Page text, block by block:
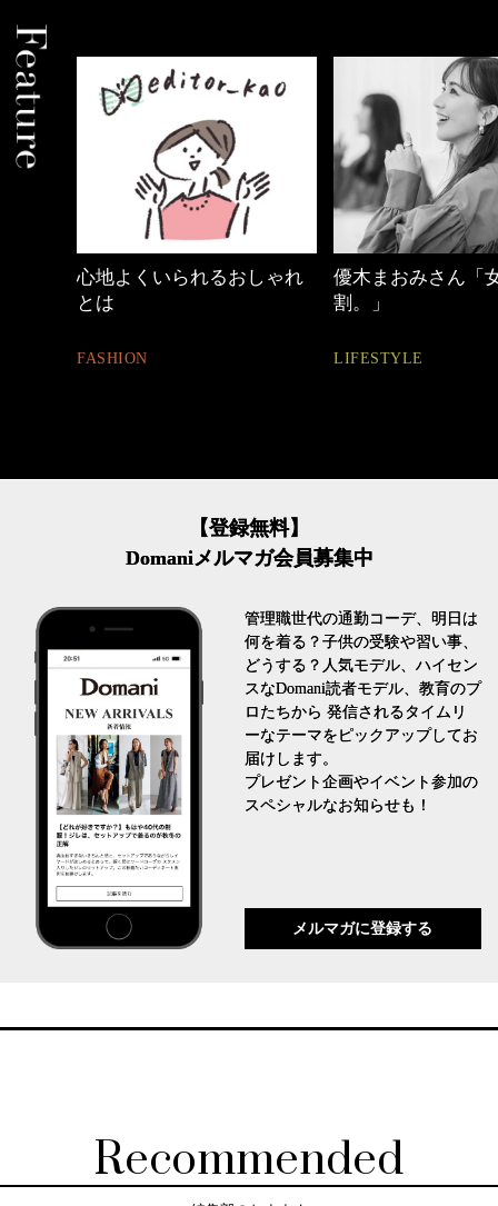
優木まおみさん「女の時間
割。」
LIFESTYLE
40代の小顔メイク
【登録無料】
Domaniメルマガ会員募集中
管理職世代の通勤コーデ、明日は
何を着る？子供の受験や習い事、
どうする？人気モデル、ハイセン
スなDomani読者モデル、教育のプ
ロたちから 発信されるタイムリ
ーなテーマをピックアップしてお
届けします。
プレゼント企画やイベント参加の
スペシャルなお知らせも！
メルマガに登録する
Recommended